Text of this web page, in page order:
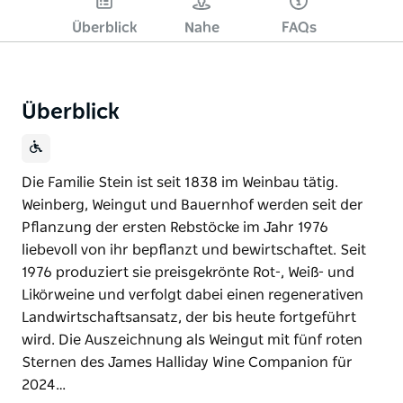
Überblick Nahe FAQs
Überblick
Die Familie Stein ist seit 1838 im Weinbau tätig.
Weinberg, Weingut und Bauernhof werden seit der
Pflanzung der ersten Rebstöcke im Jahr 1976
liebevoll von ihr bepflanzt und bewirtschaftet. Seit
1976 produziert sie preisgekrönte Rot-, Weiß- und
Likörweine und verfolgt dabei einen regenerativen
Landwirtschaftsansatz, der bis heute fortgeführt
wird. Die Auszeichnung als Weingut mit fünf roten
Sternen des James Halliday Wine Companion für
2024…